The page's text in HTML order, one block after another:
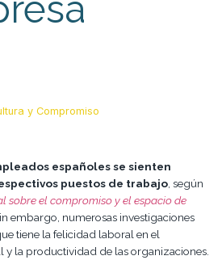
y Compromiso
españoles se sienten
puestos de trabajo , según
sobre el compromiso y el espacio de
embargo, numerosas investigaciones
tiene la felicidad laboral en el
y la productividad de las organizaciones.